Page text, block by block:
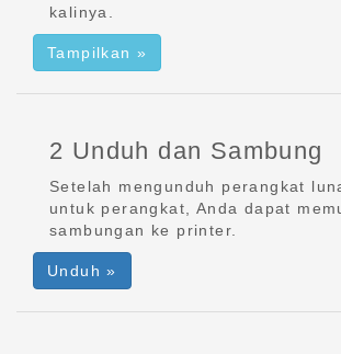
kalinya.
Tampilkan »
2 Unduh dan Sambung
Setelah mengunduh perangkat
untuk perangkat, Anda dapat
sambungan ke printer.
Unduh »